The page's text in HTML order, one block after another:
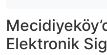
Elektronik